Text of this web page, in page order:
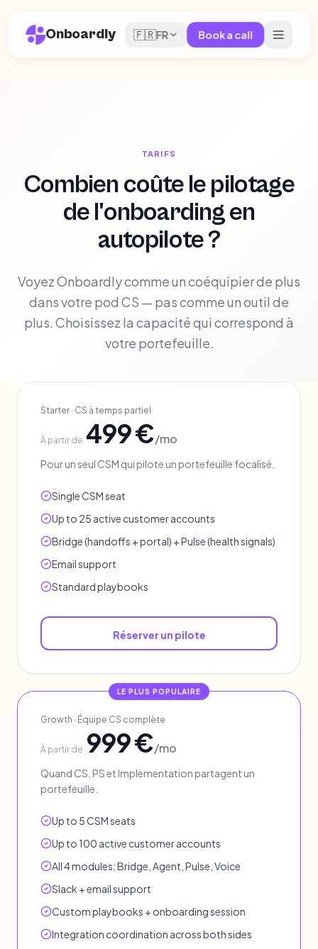
Onboardly 🇫🇷FR Book a call
TARIFS
Combien coûte le pilotage
de l'onboarding en
autopilote ?
Voyez Onboardly comme un coéquipier de plus
dans votre pod CS — pas comme un outil de
plus. Choisissez la capacité qui correspond à
votre portefeuille.
Starter · CS à temps partiel
À partir de 499 €/mo
Pour un seul CSM qui pilote un portefeuille focalisé.
Single CSM seat
Up to 25 active customer accounts
Bridge (handoffs + portal) + Pulse (health signals)
Email support
Standard playbooks
Réserver un pilote
LE PLUS POPULAIRE
Growth · Équipe CS complète
À partir de 999 €/mo
Quand CS, PS et Implementation partagent un
portefeuille.
Up to 5 CSM seats
Up to 100 active customer accounts
All 4 modules: Bridge, Agent, Pulse, Voice
Slack + email support
Custom playbooks + onboarding session
Integration coordination across both sides